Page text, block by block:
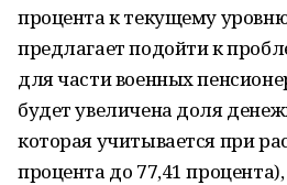
процента к текущему
предлагает подойти к
для части военных
будет увеличена доля
которая учитывается при
процента до 77,41